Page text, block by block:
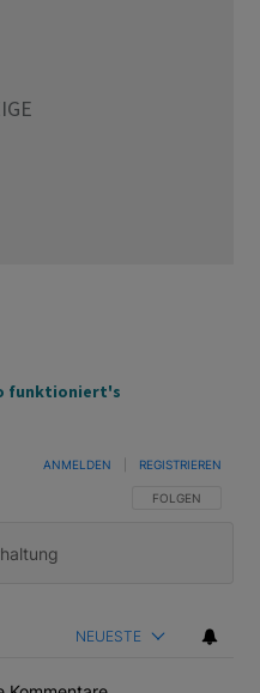
funktioniert's
FOLGE DIESER
FOLGEN
ANMELDEN REGISTRIEREN
NEUESTE